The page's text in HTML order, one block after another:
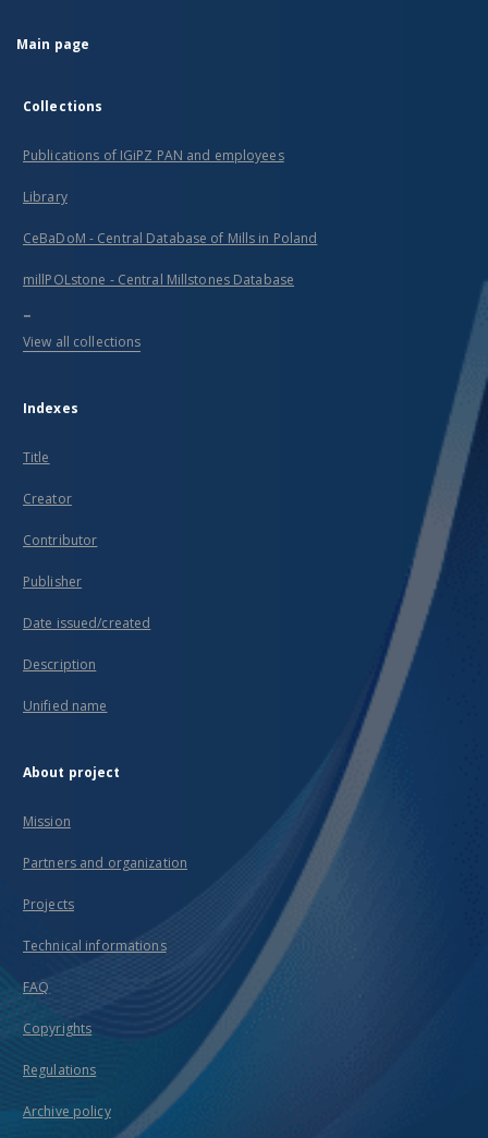
Main page
Collections
Publications of IGiPZ PAN and employees
Library
CeBaDoM - Central Database of Mills in Poland
millPOLstone - Central Millstones Database
...
View all collections
Indexes
Title
Creator
Contributor
Publisher
Date issued/created
Description
Unified name
About project
Mission
Partners and organization
Projects
Technical informations
FAQ
Copyrights
Regulations
Archive policy